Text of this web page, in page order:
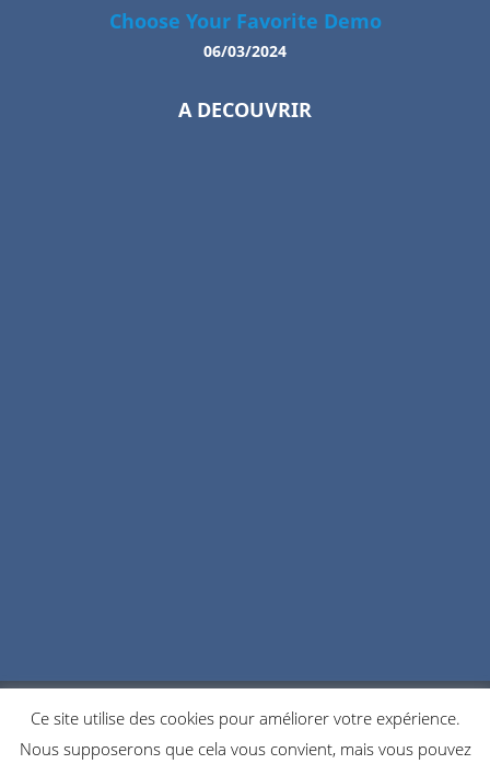
Choose Your Favorite Demo
06/03/2024
A DECOUVRIR
POLITIQUE DE CONFIDENTIALITÉ
COOKIES
NOUS CONTACTER
Ce site utilise des cookies pour améliorer votre expérience.
Nous supposerons que cela vous convient, mais vous pouvez